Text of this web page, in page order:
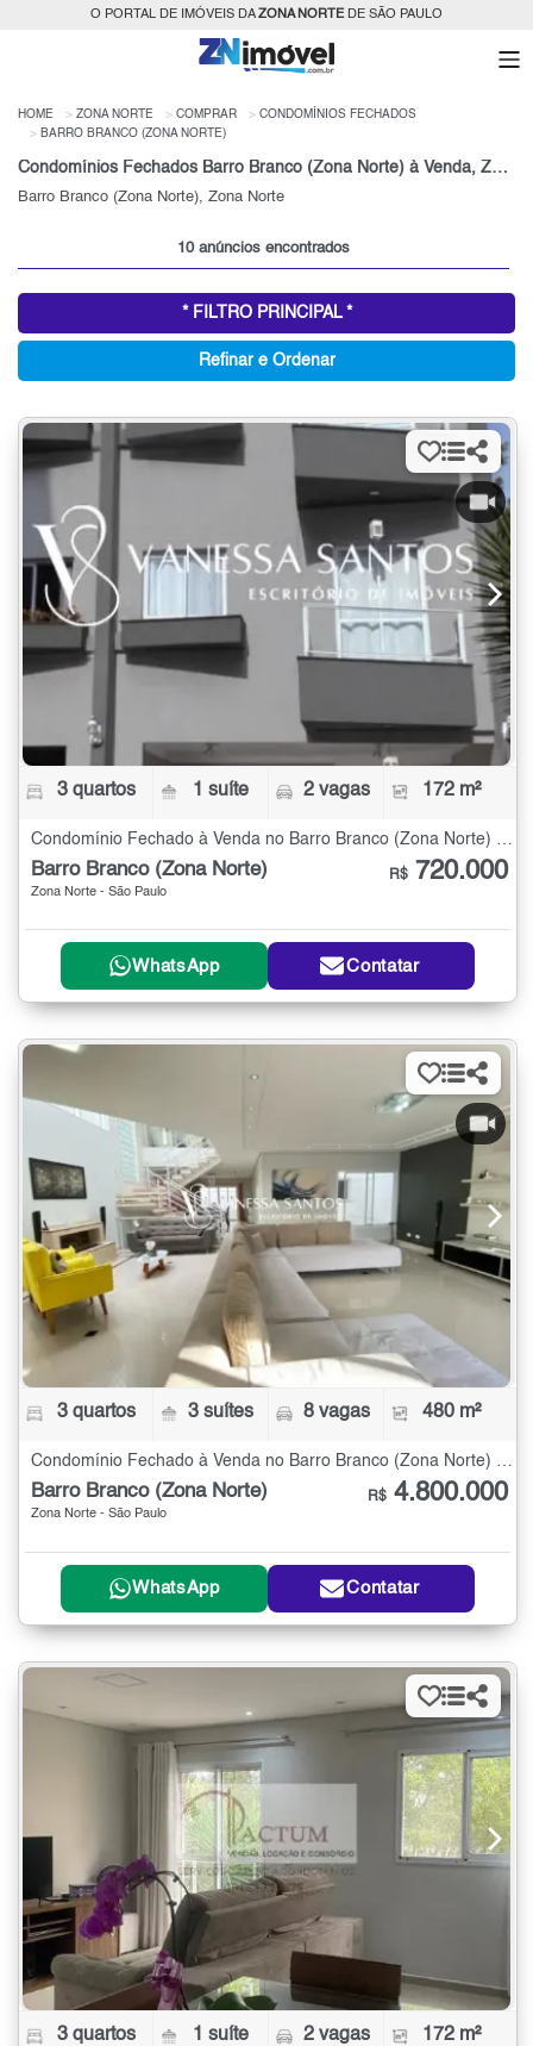
O PORTAL DE IMÓVEIS DAZONA NORTEDE SÃO PAULO
HOME ZONA NORTE COMPRAR
CONDOMÍNIOS FECHADOS
BARRO BRANCO (ZONA NORTE)
Condomínios Fechados Barro Branco (Zona Norte) à Venda, Zona Norte de São Paulo, SP
Barro Branco (Zona Norte), Zona Norte
10 anúncios encontrados
* FILTRO PRINCIPAL *
Refinar e Ordenar
3 quartos 1 suíte 2 vagas 172 m²
Condomínio Fechado à Venda no Barro Branco (Zona Norte) com 3 quartos - 172 m²
Barro Branco (Zona Norte)
Zona Norte - São Paulo
R$ 720.000
WhatsApp Contatar
3 quartos 3 suítes 8 vagas 480 m²
Condomínio Fechado à Venda no Barro Branco (Zona Norte) com 3 quartos - 480 m²
Barro Branco (Zona Norte)
Zona Norte - São Paulo
R$ 4.800.000
WhatsApp Contatar
3 quartos 1 suíte 2 vagas 172 m²